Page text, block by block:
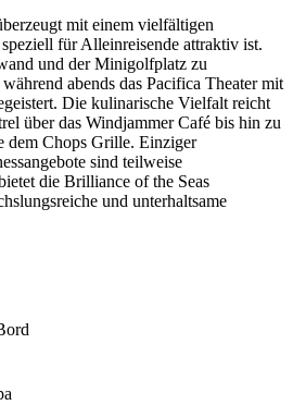
mit einem vielfältigen
für Alleinreisende attraktiv ist.
und der Minigolfplatz zu
abends das Pacifica Theater mit
Die kulinarische Vielfalt reicht
über das Windjammer Café bis hin zu
dem Chops Grille. Einziger
sind teilweise
die Brilliance of the Seas
und unterhaltsame